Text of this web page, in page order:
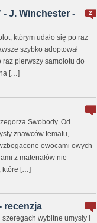
2
J. Winchester -
którym udało się po raz
szybko adoptował
pierwszy samolotu do
[…]
Swobody. Od
znawców tematu,
owocami owych
z materiałów nie
które […]
recenzja
wybitne umysły i